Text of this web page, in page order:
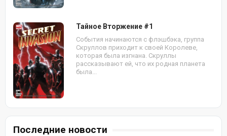
Тайное Вторжение #1
События начинаются с флэшбэка, группа
Скруллов приходит к своей Королеве,
которая была изгнана. Скруллы
рассказывают ей, что их родная планета
была...
Последние новости